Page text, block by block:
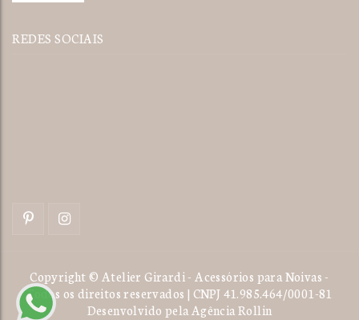
REDES SOCIAIS
Copyright © Atelier Girardi - Acessórios para Noivas -
Todos os direitos reservados | CNPJ 41.985.464/0001-81
Desenvolvido pela Agência Rollin